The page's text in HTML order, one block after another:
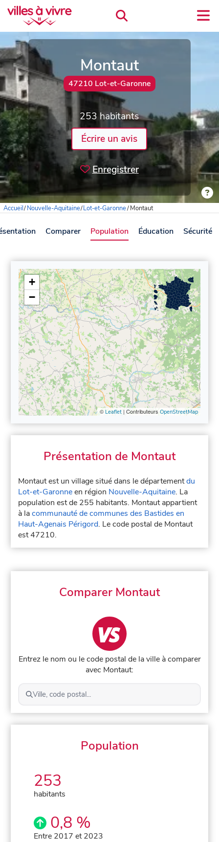
Montaut
47210 Lot-et-Garonne
253 habitants
Écrire un avis
Enregistrer
Accueil/Nouvelle-Aquitaine/Lot-et-Garonne/Montaut
Comparer Population Éducation Sécurité
+
−
© Leaflet| Contributeurs OpenStreetMap
Présentation de Montaut
Montaut est un village situé dans le départementdu
Lot-et-Garonneen région Nouvelle-Aquitaine. La
population est de 255 habitants. Montaut appartient
à lacommunauté de communes des Bastides en
Haut-Agenais Périgord. Le code postal de Montaut
est 47210.
Comparer Montaut
Entrez le nom ou le code postal de la ville à comparer
avec Montaut:
Ville, code postal...
Population
253
habitants
0,8 %
Entre 2017 et 2023